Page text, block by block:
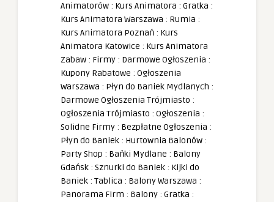
Animatorów : Kurs Animatora : Gratka :
Kurs Animatora Warszawa : Rumia :
Kurs Animatora Poznań : Kurs
Animatora Katowice : Kurs Animatora
Zabaw : Firmy : Darmowe Ogłoszenia :
Kupony Rabatowe : Ogłoszenia
Warszawa : Płyn do Baniek Mydlanych :
Darmowe Ogłoszenia Trójmiasto :
Ogłoszenia Trójmiasto : Ogłoszenia :
Solidne Firmy : Bezpłatne Ogłoszenia :
Płyn do Baniek : Hurtownia Balonów :
Party Shop : Bańki Mydlane : Balony
Gdańsk : Sznurki do Baniek : Kijki do
Baniek : Tablica : Balony Warszawa :
Panorama Firm : Balony : Gratka :